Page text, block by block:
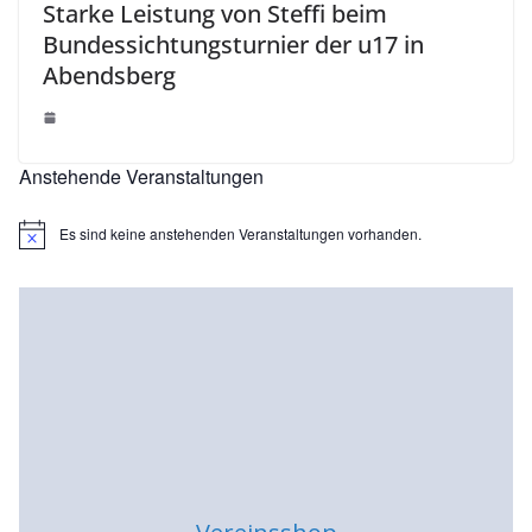
Starke Leistung von Steffi beim
Bundessichtungsturnier der u17 in
Abendsberg
Anstehende Veranstaltungen
H
Es sind keine anstehenden Veranstaltungen vorhanden.